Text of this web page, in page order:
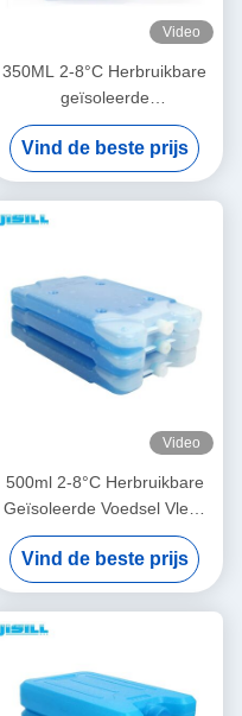
Video
350ML 2-8°C Herbruikbare
geïsoleerde
voedingsmiddelen Vlees
koelkast IJspakket voor
medisch gebruik Buiten
Vind de beste prijs
Video
500ml 2-8°C Herbruikbare
Geïsoleerde Voedsel Vlees
Koeling Ijspak voor Medisch
en Buitengebruik
Borstvoeding Koelventilator
Vind de beste prijs